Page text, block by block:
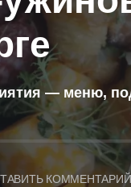
— меню,
КОММЕНТАРИЙ